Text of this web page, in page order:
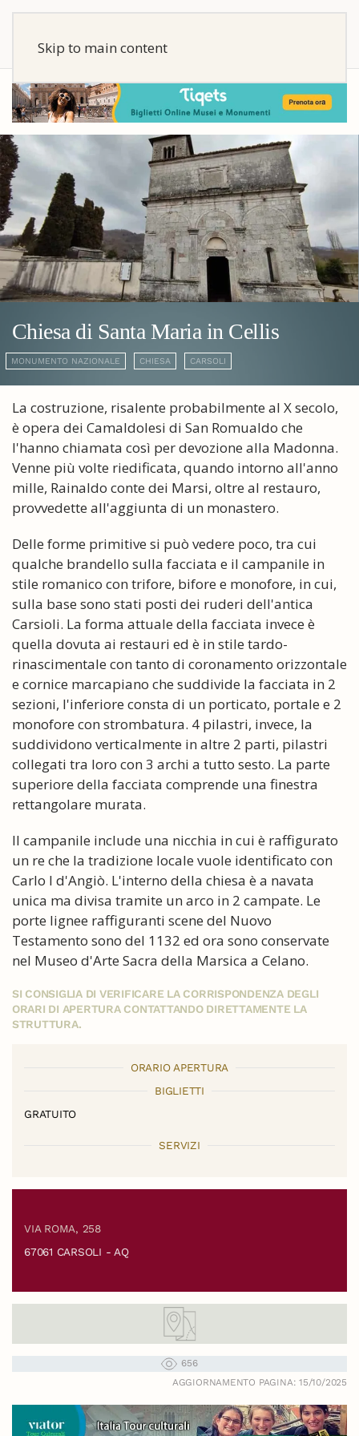
Skip to main content
Chiesa di Santa Maria in Cellis
MONUMENTO NAZIONALE CHIESA CARSOLI
La costruzione, risalente probabilmente al X secolo,
è opera dei Camaldolesi di San Romualdo che
l'hanno chiamata così per devozione alla Madonna.
Venne più volte riedificata, quando intorno all'anno
mille, Rainaldo conte dei Marsi, oltre al restauro,
provvedette all'aggiunta di un monastero.
Delle forme primitive si può vedere poco, tra cui
qualche brandello sulla facciata e il campanile in
stile romanico con trifore, bifore e monofore, in cui,
sulla base sono stati posti dei ruderi dell'antica
Carsioli. La forma attuale della facciata invece è
quella dovuta ai restauri ed è in stile tardo-
rinascimentale con tanto di coronamento orizzontale
e cornice marcapiano che suddivide la facciata in 2
sezioni, l'inferiore consta di un porticato, portale e 2
monofore con strombatura. 4 pilastri, invece, la
suddividono verticalmente in altre 2 parti, pilastri
collegati tra loro con 3 archi a tutto sesto. La parte
superiore della facciata comprende una finestra
rettangolare murata.
Il campanile include una nicchia in cui è raffigurato
un re che la tradizione locale vuole identificato con
Carlo I d'Angiò. L'interno della chiesa è a navata
unica ma divisa tramite un arco in 2 campate. Le
porte lignee raffiguranti scene del Nuovo
Testamento sono del 1132 ed ora sono conservate
nel Museo d'Arte Sacra della Marsica a Celano.
SI CONSIGLIA DI VERIFICARE LA CORRISPONDENZA DEGLI
ORARI DI APERTURA CONTATTANDO DIRETTAMENTE LA
STRUTTURA.
ORARIO APERTURA
BIGLIETTI
GRATUITO
SERVIZI
VIA ROMA, 258
67061 CARSOLI - AQ
656
AGGIORNAMENTO PAGINA: 15/10/2025